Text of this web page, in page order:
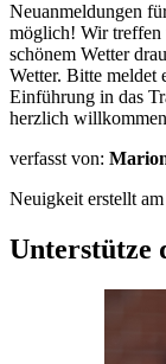
Neuanmeldungen
möglich! Wir treffen
schönem Wetter
Wetter. Bitte meldet
Einführung in das
herzlich
verfasst von:
Neuigkeit erstellt am
Unterstütze